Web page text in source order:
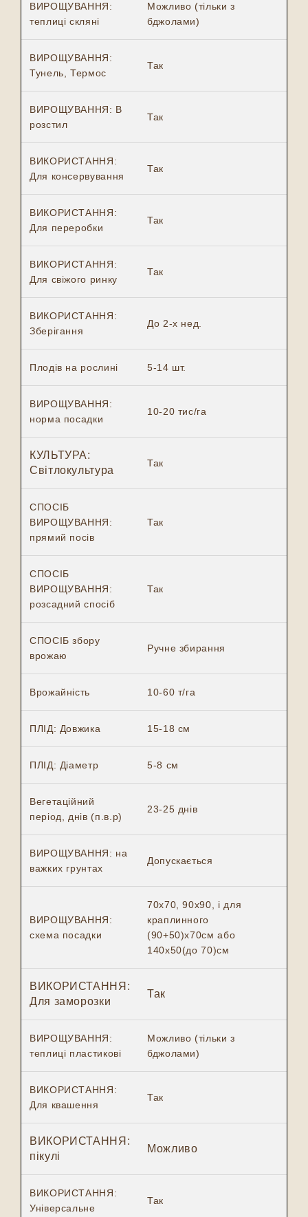
ВИРОЩУВАННЯ:
теплиці скляні
Можливо (тільки з
бджолами)
ВИРОЩУВАННЯ:
Тунель, Термос
Так
ВИРОЩУВАННЯ: В
розстил
Так
ВИКОРИСТАННЯ:
Для консервування
Так
ВИКОРИСТАННЯ:
Для переробки
Так
ВИКОРИСТАННЯ:
Для свіжого ринку
Так
ВИКОРИСТАННЯ:
Зберігання
До 2-х нед.
Плодів на рослині 5-14 шт.
ВИРОЩУВАННЯ:
норма посадки
10-20 тис/га
КУЛЬТУРА:
Світлокультура
Так
СПОСІБ
ВИРОЩУВАННЯ:
прямий посів
Так
СПОСІБ
ВИРОЩУВАННЯ:
розсадний спосіб
Так
СПОСІБ збору
врожаю
Ручне збирання
Врожайність 10-60 т/га
ПЛІД: Довжика 15-18 см
ПЛІД: Діаметр 5-8 см
Вегетаційний
період, днів (п.в.р)
23-25 днів
ВИРОЩУВАННЯ: на
важких грунтах
Допускається
ВИРОЩУВАННЯ:
схема посадки
70х70, 90х90, і для
краплинного
(90+50)х70см або
140х50(до 70)см
ВИКОРИСТАННЯ:
Для заморозки
Так
ВИРОЩУВАННЯ:
теплиці пластикові
Можливо (тільки з
бджолами)
ВИКОРИСТАННЯ:
Для квашення
Так
ВИКОРИСТАННЯ:
пікулі
Можливо
ВИКОРИСТАННЯ:
Універсальне
Так